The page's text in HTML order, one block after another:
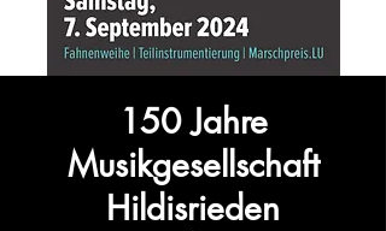
150 Jahre
Musikgesellschaft
Hildisrieden